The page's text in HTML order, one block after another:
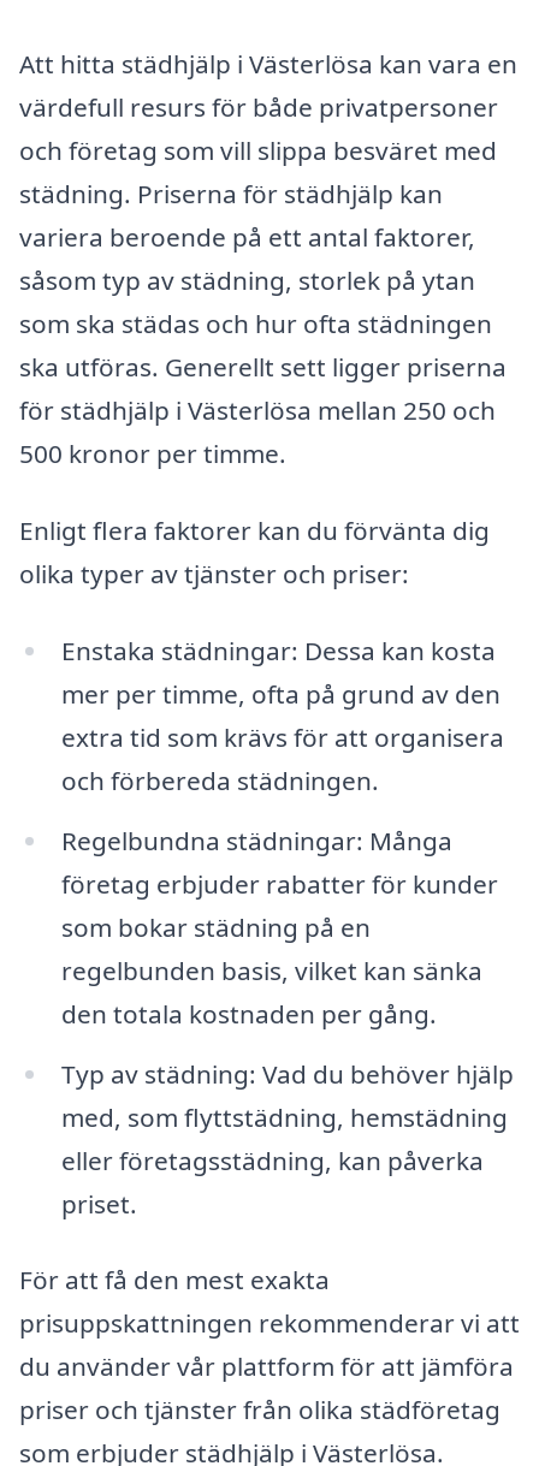
Att hitta städhjälp i Västerlösa kan vara en
värdefull resurs för både privatpersoner
och företag som vill slippa besväret med
städning. Priserna för städhjälp kan
variera beroende på ett antal faktorer,
såsom typ av städning, storlek på ytan
som ska städas och hur ofta städningen
ska utföras. Generellt sett ligger priserna
för städhjälp i Västerlösa mellan 250 och
500 kronor per timme.
Enligt flera faktorer kan du förvänta dig
olika typer av tjänster och priser:
Enstaka städningar: Dessa kan kosta
mer per timme, ofta på grund av den
extra tid som krävs för att organisera
och förbereda städningen.
Regelbundna städningar: Många
företag erbjuder rabatter för kunder
som bokar städning på en
regelbunden basis, vilket kan sänka
den totala kostnaden per gång.
Typ av städning: Vad du behöver hjälp
med, som flyttstädning, hemstädning
eller företagsstädning, kan påverka
priset.
För att få den mest exakta
prisuppskattningen rekommenderar vi att
du använder vår plattform för att jämföra
priser och tjänster från olika städföretag
som erbjuder städhjälp i Västerlösa.